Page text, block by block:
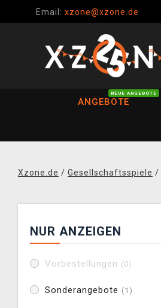
Email: xzone@xzone.de
ANGEBOTE
NEUE ANGEBOTE
Xzone.de / Gesellschaftsspiele /
NUR ANZEIGEN
Vorbestellungen (0)
Sonderangebote (1)